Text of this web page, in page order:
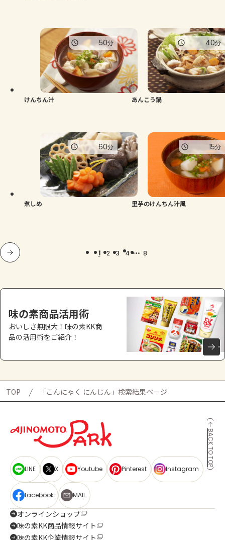
けんちん汁
50分
あんこう鍋
40分
煮しめ
60分
里芋のけんちん汁風
15分
1 2 3 4 ... 8
味の素商品活用術
おいしさ無限大！味の素KK商
品の活用術をご紹介！
TOP 「こんにゃく にんじん」検索結果ページ
BACK TO TOP
LINE X Youtube Pinterest Instagram
facebook MAIL
オンラインショップ
味の素KK商品情報サイト
味の素KK企業情報サイト